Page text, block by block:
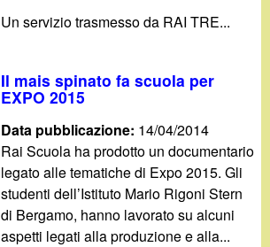
Un servizio trasmesso da RAI TRE...
Il mais spinato fa scuola per
EXPO 2015
Data pubblicazione: 14/04/2014
Rai Scuola ha prodotto un documentario
legato alle tematiche di Expo 2015. Gli
studenti dell’Istituto Mario Rigoni Stern
di Bergamo, hanno lavorato su alcuni
aspetti legati alla produzione e alla...